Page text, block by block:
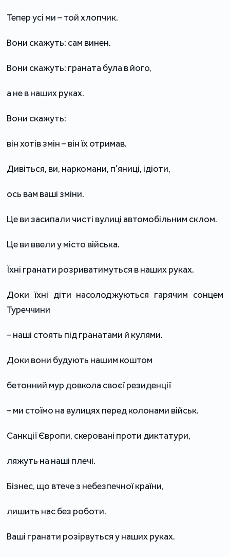
Тепер усі ми – той хлопчик.
Вони скажуть: сам винен.
Вони скажуть: граната була в його,
а не в наших руках.
Вони скажуть:
він хотів змін – він їх отримав.
Дивіться, ви, наркомани, п’яниці, ідіоти,
ось вам ваші зміни.
Це ви засипали чисті вулиці автомобільним склом.
Це ви ввели у місто війська.
Їхні гранати розриватимуться в наших руках.
Доки їхні діти насолоджуються гарячим сонцем
Туреччини
– наші стоять під гранатами й кулями.
Доки вони будують нашим коштом
бетонний мур довкола своєї резиденції
– ми стоїмо на вулицях перед колонами військ.
Санкції Європи, скеровані проти диктатури,
ляжуть на наші плечі.
Бізнес, що втече з небезпечної країни,
лишить нас без роботи.
Ваші гранати розірвуться у наших руках.